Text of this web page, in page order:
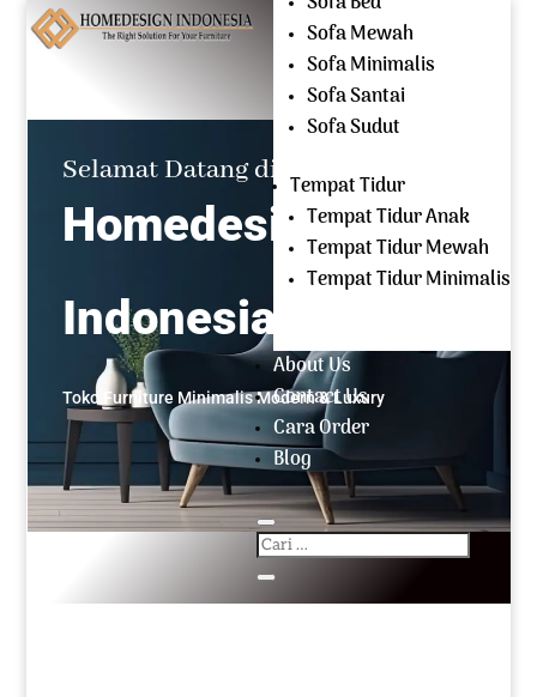
OPEN EVERYDAY
(+62) 81 229 604 267
Selamat Datang di
Homedesign
Indonesia
Toko Furniture Minimalis Modern & Luxury
Sofa Mewah
Sofa Minimalis
Sofa Santai
Sofa Sudut
Tempat Tidur
Tempat Tidur Anak
Tempat Tidur Mewah
Tempat Tidur Minimalis
About Us
Contact Us
Cara Order
Blog